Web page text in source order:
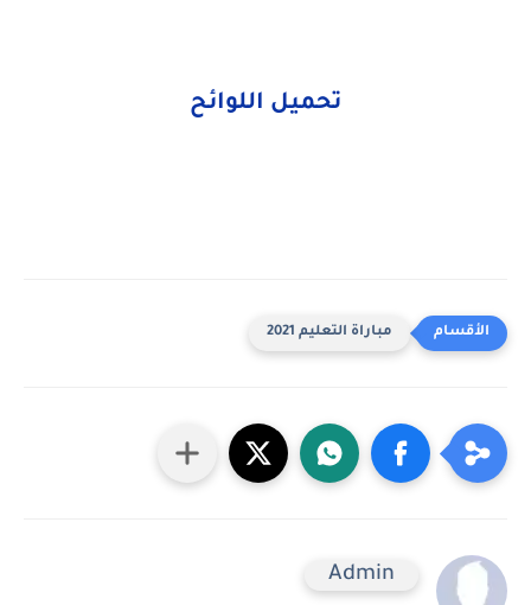
تحميل اللوائح
مباراة التعليم 2021
Admin